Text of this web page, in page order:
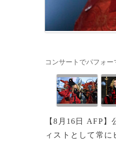
コンサートでパフォー
【8月16日 AFP
ィストとして常